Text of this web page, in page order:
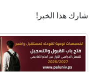
شارك هذا الخبر!